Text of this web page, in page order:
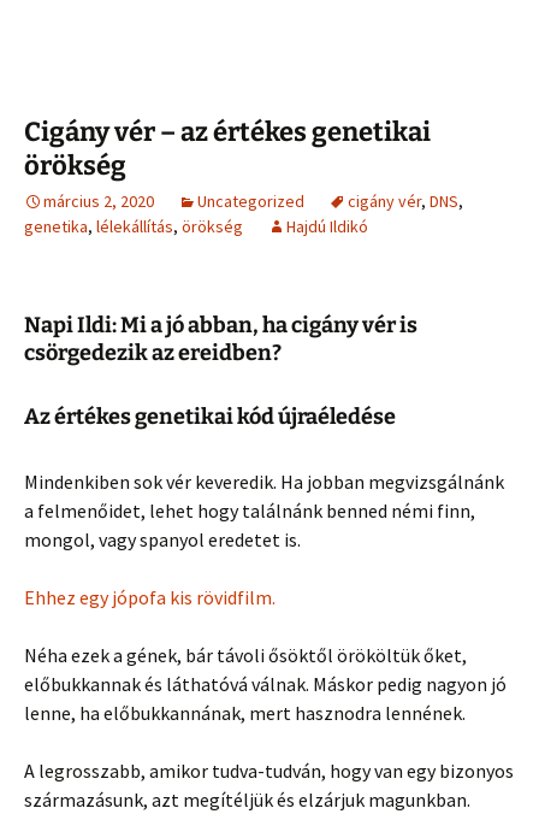
Cigány vér – az értékes genetikai
örökség
március 2, 2020 Uncategorized cigány vér, DNS,
genetika, lélekállítás, örökség Hajdú Ildikó
Napi Ildi: Mi a jó abban, ha cigány vér is
csörgedezik az ereidben?
Az értékes genetikai kód újraéledése
Mindenkiben sok vér keveredik. Ha jobban megvizsgálnánk
a felmenőidet, lehet hogy találnánk benned némi finn,
mongol, vagy spanyol eredetet is.
Ehhez egy jópofa kis rövidfilm.
Néha ezek a gének, bár távoli ősöktől örököltük őket,
előbukkannak és láthatóvá válnak. Máskor pedig nagyon jó
lenne, ha előbukkannának, mert hasznodra lennének.
A legrosszabb, amikor tudva-tudván, hogy van egy bizonyos
származásunk, azt megítéljük és elzárjuk magunkban.